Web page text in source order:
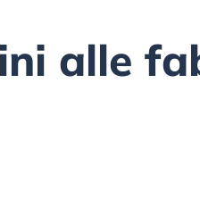
alle